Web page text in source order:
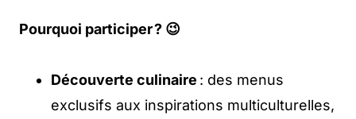
Pourquoi participer ? 😉
Découverte culinaire : des menus
exclusifs aux inspirations multiculturelles,